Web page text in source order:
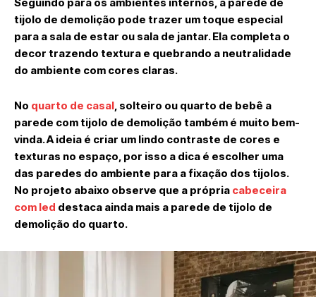
tijolo de demolição pode trazer um toque especial
para a sala de estar ou sala de jantar. Ela completa o
decor trazendo textura e quebrando a neutralidade
do ambiente com cores claras.
No quarto de casal, solteiro ou quarto de bebê a
parede com tijolo de demolição também é muito bem-
vinda. A ideia é criar um lindo contraste de cores e
texturas no espaço, por isso a dica é escolher uma
das paredes do ambiente para a fixação dos tijolos.
No projeto abaixo observe que a própria cabeceira
com led destaca ainda mais a parede de tijolo de
demolição do quarto.